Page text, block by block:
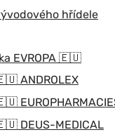
hřídele
EVROPA 🇪🇺
ANDROLEX
DEUS-MEDICAL